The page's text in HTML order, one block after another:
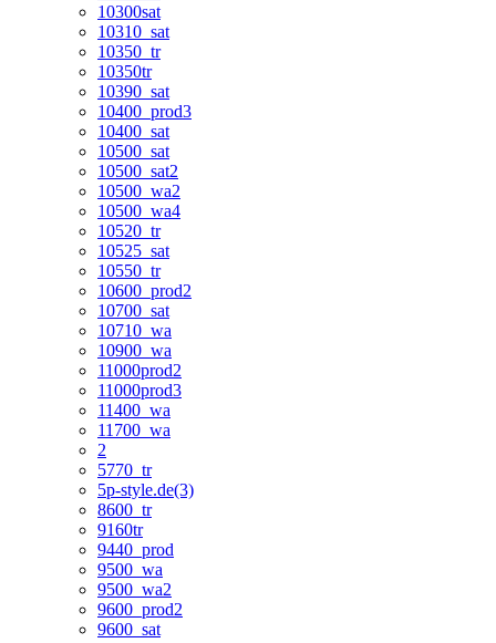
10300sat
10310_sat
10350_tr
10350tr
10390_sat
10400_prod3
10400_sat
10500_sat
10500_sat2
10500_wa2
10500_wa4
10520_tr
10525_sat
10550_tr
10600_prod2
10700_sat
10710_wa
10900_wa
11000prod2
11000prod3
11400_wa
11700_wa
2
5770_tr
5p-style.de(3)
8600_tr
9160tr
9440_prod
9500_wa
9500_wa2
9600_prod2
9600_sat